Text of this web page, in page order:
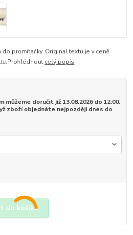
promítačky. Original textu je v ceně
celý popis
můžeme doručit již 13.08.2026 do 12:00.
zboží objednáte nejpozději dnes do
do košíku